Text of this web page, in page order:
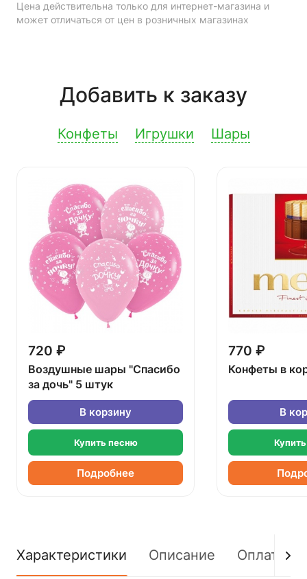
Цена действительна только для интернет-магазина и
может отличаться от цен в розничных магазинах
Добавить к заказу
Конфеты Игрушки Шары
720 ₽
Воздушные шары "Спасибо
за дочь" 5 штук
В корзину
Купить песню
Подробнее
770 ₽
Конфеты в
В
Характеристики Описание Оплата